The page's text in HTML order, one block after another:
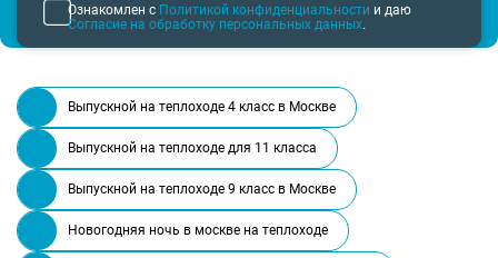
Ознакомлен с Политикой конфиденциальности и даю
Согласие на обработку персональных данных.
Выпускной на теплоходе 4 класс в Москве
Выпускной на теплоходе для 11 класса
Выпускной на теплоходе 9 класс в Москве
Новогодняя ночь в москве на теплоходе